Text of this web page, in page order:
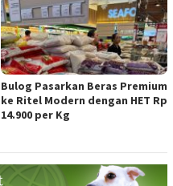
Bulog Pasarkan Beras Premium
ke Ritel Modern dengan HET Rp
14.900 per Kg